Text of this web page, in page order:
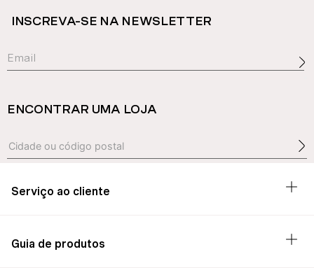
INSCREVA-SE NA NEWSLETTER
ENCONTRAR UMA LOJA
Serviço ao cliente
Guia de produtos